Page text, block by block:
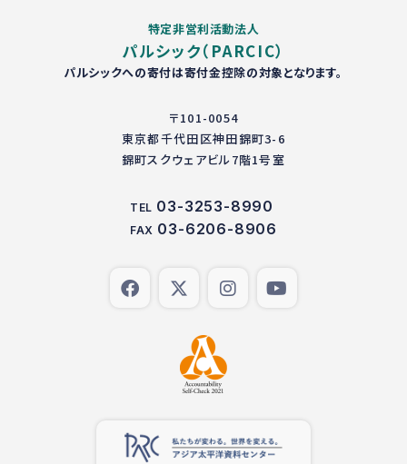
特定非営利活動法人
パルシック（PARCIC）
パルシックへの寄付は寄付金控除の対象となります。
〒101-0054
東京都千代田区神田錦町3-6
錦町スクウェアビル7階1号室
TEL 03-3253-8990
FAX 03-6206-8906